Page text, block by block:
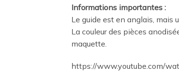
Informations importantes :
Le guide est en anglais, mais
La couleur des pièces
maquette.
https://www.youtube.com/